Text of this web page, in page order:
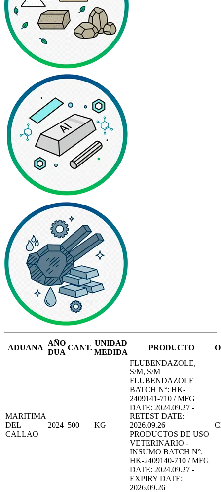
ADUANA
AÑO
DUA
CANT.
UNIDAD
MEDIDA
PRODUCTO
MARITIMA
DEL
CALLAO
2024 500 KG
FLUBENDAZOLE,
S/M, S/M
FLUBENDAZOLE
BATCH N°: HK-
2409141-710 / MFG
DATE: 2024.09.27 -
RETEST DATE:
2026.09.26
PRODUCTOS DE USO
VETERINARIO -
INSUMO BATCH N°:
HK-2409140-710 / MFG
DATE: 2024.09.27 -
EXPIRY DATE:
2026.09.26